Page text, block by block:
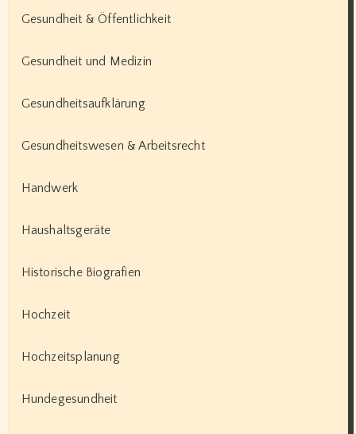
Gesundheit & Öffentlichkeit
Gesundheit und Medizin
Gesundheitsaufklärung
Gesundheitswesen & Arbeitsrecht
Handwerk
Haushaltsgeräte
Historische Biografien
Hochzeit
Hochzeitsplanung
Hundegesundheit